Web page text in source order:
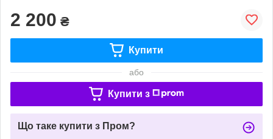
2 200 ₴
Купити
або
Купити з
Що таке купити з Пром?